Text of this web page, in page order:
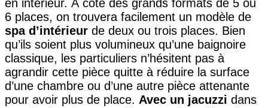
en intérieur. À côté des grands formats de 5 ou
6 places, on trouvera facilement un modèle de
spa d’intérieur de deux ou trois places. Bien
qu’ils soient plus volumineux qu’une baignoire
classique, les particuliers n’hésitent pas à
agrandir cette pièce quitte à réduire la surface
d’une chambre ou d’une autre pièce attenante
pour avoir plus de place. Avec un jacuzzi dans